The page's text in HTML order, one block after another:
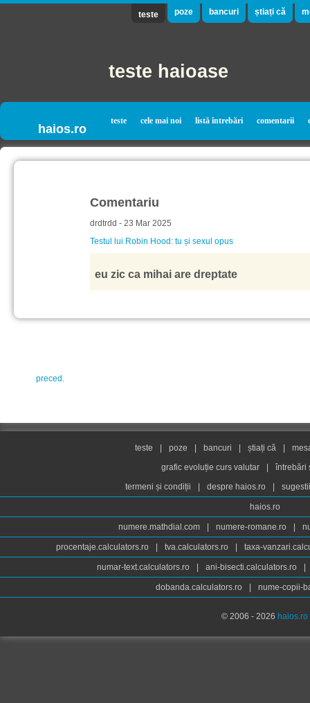
teste poze bancuri știați că
teste haioase
haios.ro
teste cele mai noi listă întrebări comentarii
Comentariu
drdtrdd - 23 Mar 2025
Testul lui Robin Hood: tu și sexul opus
eu zic ca mihai are dreptate
preced.
teste poze bancuri știați că
grafic evoluție curs valutar
întrebări
termeni și condiții
despre haios.ro
haios.ro
numere.mathdial.com numere-romane.ro
procentaje.calculators.ro tva.calculators.ro taxa-
numar-text.calculators.ro ani-bisecti.calculators.ro
dobanda.calculators.ro nume-copii-
© 2006 - 2026 haios.ro